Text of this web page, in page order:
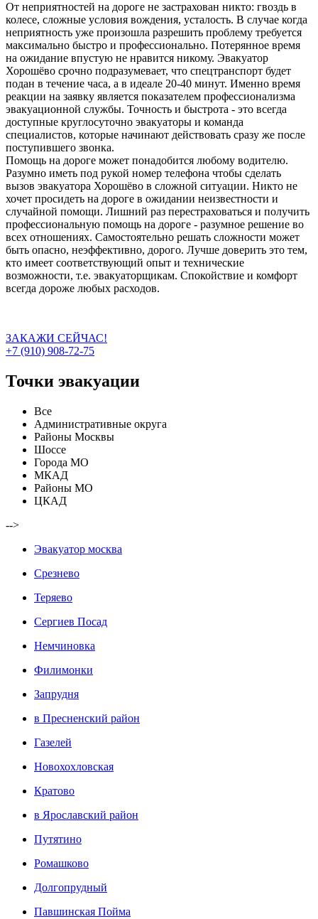
От неприятностей на дороге не застрахован никто: гвоздь в
колесе, сложные условия вождения, усталость. В случае когда
неприятность уже произошла разрешить проблему требуется
максимально быстро и профессионально. Потерянное время
на ожидание впустую не нравится никому. Эвакуатор
Хорошёво срочно подразумевает, что спецтранспорт будет
подан в течение часа, а в идеале 20-40 минут. Именно время
реакции на заявку является показателем профессионализма
эвакуационной службы. Точность и быстрота - это всегда
доступные круглосуточно эвакуаторы и команда
специалистов, которые начинают действовать сразу же после
поступившего звонка.
Помощь на дороге может понадобится любому водителю.
Разумно иметь под рукой номер телефона чтобы сделать
вызов эвакуатора Хорошёво в сложной ситуации. Никто не
хочет просидеть на дороге в ожидании неизвестности и
случайной помощи. Лишний раз перестраховаться и получить
профессиональную помощь на дороге - разумное решение во
всех отношениях. Самостоятельно решать сложности может
быть опасно, неэффективно, дорого. Лучше доверить это тем,
кто имеет соответствующий опыт и технические
возможности, т.е. эвакуаторщикам. Спокойствие и комфорт
всегда дороже любых расходов.
ЗАКАЖИ СЕЙЧАС!
+7 (910) 908-72-75
Точки эвакуации
Все
Административные округа
Районы Москвы
Шоссе
Города МО
МКАД
Районы МО
ЦКАД
-->
Эвакуатор москва
Срезнево
Теряево
Сергиев Посад
Немчиновка
Филимонки
Запрудня
в Пресненский район
Газелей
Новохохловская
Кратово
в Ярославский район
Путятино
Ромашково
Долгопрудный
Павшинская Пойма